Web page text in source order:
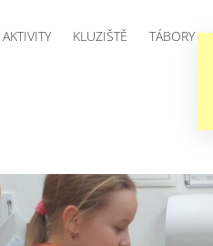
AKTIVITY KLUZIŠTĚ TÁBORY